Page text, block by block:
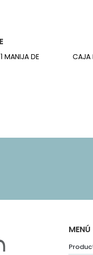
MANIJA DE CAJA
MENÚ